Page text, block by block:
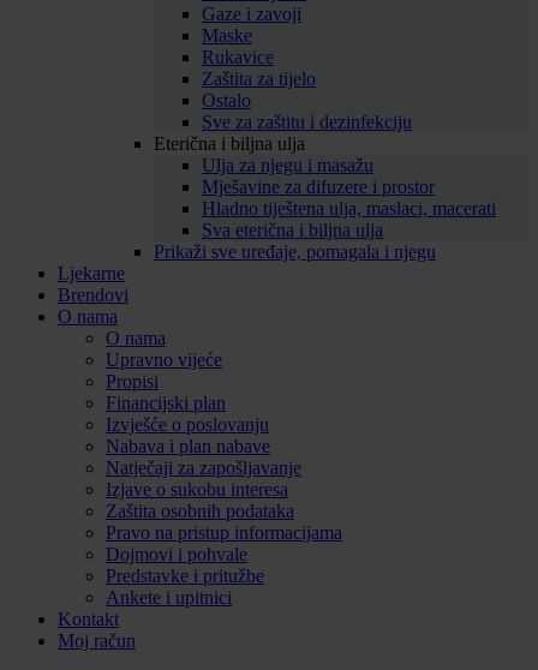
Gaze i zavoji
Maske
Rukavice
Zaštita za tijelo
Ostalo
Sve za zaštitu i dezinfekciju
Eterična i biljna ulja
Ulja za njegu i masažu
Mješavine za difuzere i prostor
Hladno tiještena ulja, maslaci, macerati
Sva eterična i biljna ulja
Prikaži sve uređaje, pomagala i njegu
Ljekarne
Brendovi
O nama
O nama
Upravno vijeće
Propisi
Financijski plan
Izvješće o poslovanju
Nabava i plan nabave
Natječaji za zapošljavanje
Izjave o sukobu interesa
Zaštita osobnih podataka
Pravo na pristup informacijama
Dojmovi i pohvale
Predstavke i pritužbe
Ankete i upitnici
Kontakt
Moj račun